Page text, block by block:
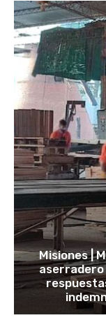
Misiones |
aserradero